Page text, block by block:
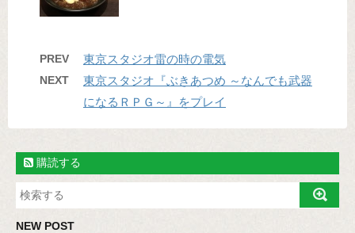
PREV 東京スタジオ雷の時の電気
NEXT
東京スタジオ『ぶきあつめ ～なんでも武器
になるＲＰＧ～』をプレイ
購読する
NEW POST